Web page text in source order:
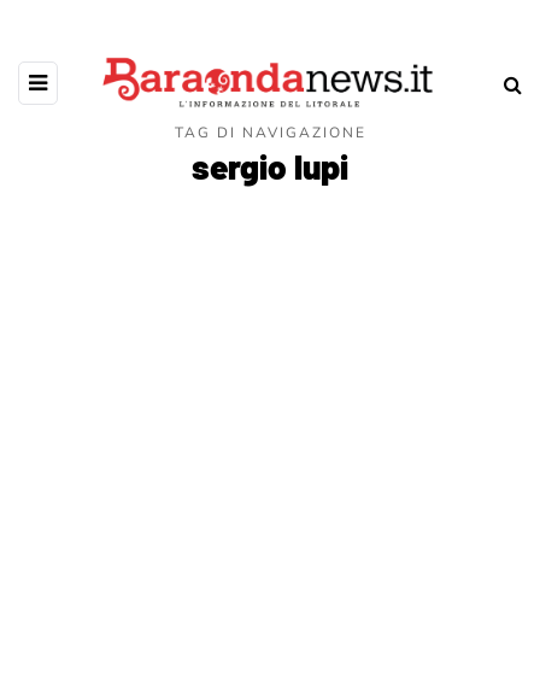
TAG DI NAVIGAZIONE
sergio lupi